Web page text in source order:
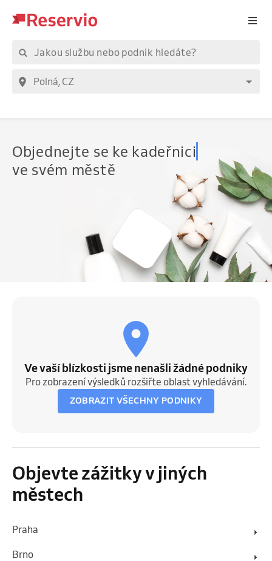
Objednejte se ke kadeřnici
ve svém městě
Ve vaší blízkosti jsme nenašli žádné podniky
Pro zobrazení výsledků rozšiřte oblast vyhledávání.
ZOBRAZIT VŠECHNY PODNIKY
Objevte zážitky v jiných
městech
Praha
Brno